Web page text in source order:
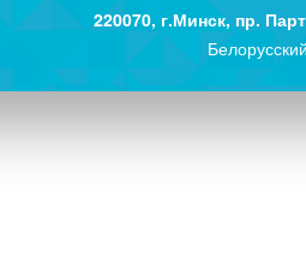
220070, г.Минск, пр.